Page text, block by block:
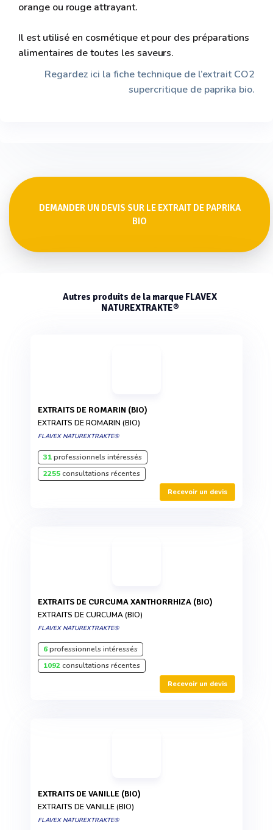
orange ou rouge attrayant.
Il est utilisé en cosmétique et pour des préparations
alimentaires de toutes les saveurs.
Regardez ici la fiche technique de l’extrait CO2
supercritique de paprika bio.
DEMANDER UN DEVIS SUR LE EXTRAIT DE PAPRIKA
BIO
Autres produits de la marque FLAVEX
NATUREXTRAKTE®
EXTRAITS DE ROMARIN (BIO)
EXTRAITS DE ROMARIN (BIO)
FLAVEX NATUREXTRAKTE®
31professionnels intéressés
2255consultations récentes
Recevoir un devis
EXTRAITS DE CURCUMA XANTHORRHIZA (BIO)
EXTRAITS DE CURCUMA (BIO)
FLAVEX NATUREXTRAKTE®
6professionnels intéressés
1092consultations récentes
Recevoir un devis
EXTRAITS DE VANILLE (BIO)
EXTRAITS DE VANILLE (BIO)
FLAVEX NATUREXTRAKTE®